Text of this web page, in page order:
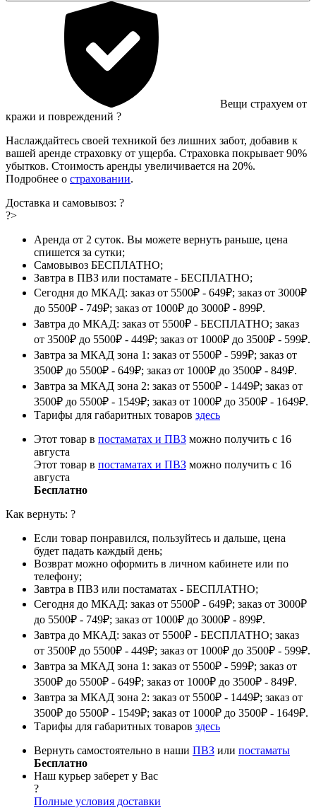
Вещи страхуем от
кражи и повреждений ?
Наслаждайтесь своей техникой без лишних забот, добавив к
вашей аренде страховку от ущерба. Страховка покрывает 90%
убытков. Стоимость аренды увеличивается на 20%.
Подробнее о страховании.
Доставка и самовывоз: ?
?>
Аренда от 2 суток. Вы можете вернуть раньше, цена
спишется за сутки;
Самовывоз БЕСПЛАТНО;
Завтра в ПВЗ или постамате - БЕСПЛАТНО;
Сегодня до МКАД: заказ от 5500₽ - 649₽; заказ от 3000₽
до 5500₽ - 749₽; заказ от 1000₽ до 3000₽ - 899₽.
Завтра до МКАД: заказ от 5500₽ - БЕСПЛАТНО; заказ
от 3500₽ до 5500₽ - 449₽; заказ от 1000₽ до 3500₽ - 599₽.
Завтра за МКАД зона 1: заказ от 5500₽ - 599₽; заказ от
3500₽ до 5500₽ - 649₽; заказ от 1000₽ до 3500₽ - 849₽.
Завтра за МКАД зона 2: заказ от 5500₽ - 1449₽; заказ от
3500₽ до 5500₽ - 1549₽; заказ от 1000₽ до 3500₽ - 1649₽.
Тарифы для габаритных товаров здесь
Этот товар в постаматах и ПВЗ можно получить с 16
августа
Этот товар в постаматах и ПВЗ можно получить с 16
августа
Бесплатно
Как вернуть: ?
Если товар понравился, пользуйтесь и дальше, цена
будет падать каждый день;
Возврат можно оформить в личном кабинете или по
телефону;
Завтра в ПВЗ или постаматах - БЕСПЛАТНО;
Сегодня до МКАД: заказ от 5500₽ - 649₽; заказ от 3000₽
до 5500₽ - 749₽; заказ от 1000₽ до 3000₽ - 899₽.
Завтра до МКАД: заказ от 5500₽ - БЕСПЛАТНО; заказ
от 3500₽ до 5500₽ - 449₽; заказ от 1000₽ до 3500₽ - 599₽.
Завтра за МКАД зона 1: заказ от 5500₽ - 599₽; заказ от
3500₽ до 5500₽ - 649₽; заказ от 1000₽ до 3500₽ - 849₽.
Завтра за МКАД зона 2: заказ от 5500₽ - 1449₽; заказ от
3500₽ до 5500₽ - 1549₽; заказ от 1000₽ до 3500₽ - 1649₽.
Тарифы для габаритных товаров здесь
Вернуть самостоятельно в наши ПВЗ или постаматы
Бесплатно
Наш курьер заберет у Вас
?
Полные условия доставки